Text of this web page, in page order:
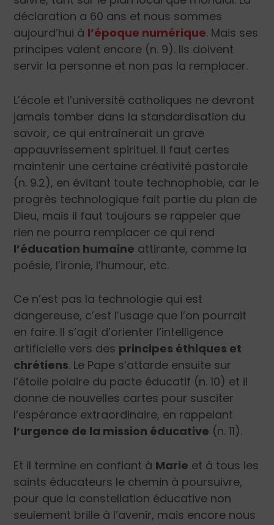
déclaration a 60 ans et nous sommes
aujourd’hui à l’époque numérique. Mais ses
principes valent encore (n. 9). Ils doivent
servir la personne et non pas la remplacer.
L’école et l’université catholiques ne devront
jamais tomber dans la standardisation du
savoir, ce qui entraînerait un grave
appauvrissement spirituel. Il faut certes
maintenir une certaine créativité pastorale
(n. 9.2), en évitant toute technophobie, car le
progrès technologique fait partie du plan de
Dieu, mais il faut toujours se rappeler que
rien ne pourra remplacer ce qui rend
l’éducation humaine attirante, comme la
poésie, l’ironie, l’humour, etc.
Ce n’est pas la technologie qui est
dangereuse, c’est l’usage que l’on pourrait
en faire. Il s’agit d’orienter l’intelligence
artificielle vers des principes éthiques et
chrétiens. Le Pape s’attarde ensuite sur
l’étoile polaire du pacte éducatif (n. 10) et il
donne de nouvelles cartes pour susciter
l’espérance extraordinaire, en rappelant
l’urgence de la mission éducative (n. 11).
Et il termine en confiant à Marie et à tous les
saints éducateurs le chemin à poursuivre,
pour que la constellation éducative non
seulement brille à l’avenir, mais encore nous